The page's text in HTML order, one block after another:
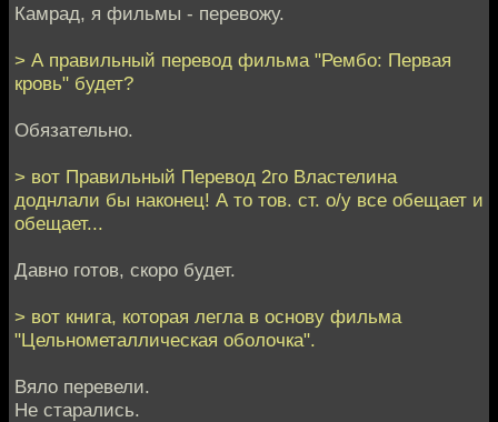
Камрад, я фильмы - перевожу.
> А правильный перевод фильма "Рембо: Первая
кровь" будет?
Обязательно.
> вот Правильный Перевод 2го Властелина
доднлали бы наконец! А то тов. ст. о/у все обещает и
обещает...
Давно готов, скоро будет.
> вот книга, которая легла в основу фильма
"Цельнометаллическая оболочка".
Вяло перевели.
Не старались.